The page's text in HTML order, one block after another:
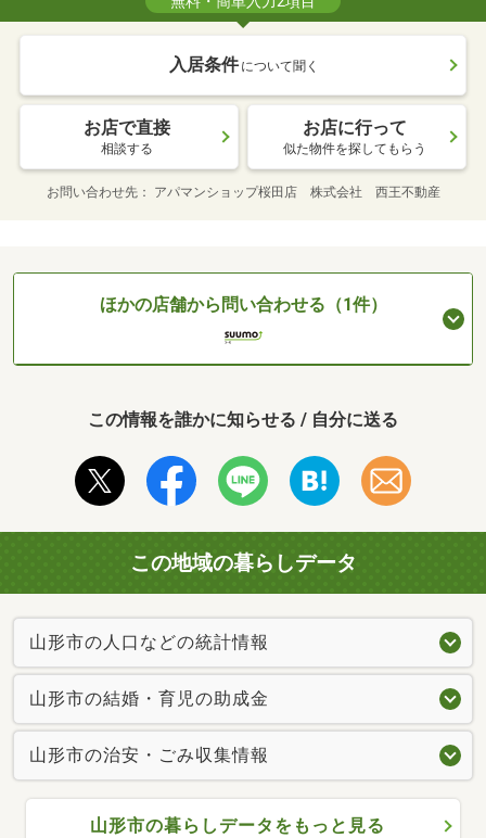
入居条件 について聞く
お店で直接
相談する
お店に行って
似た物件を探してもらう
お問い合わせ先 アパマンショップ桜田店 株式会社 西王不動産
ほかの店舗から問い合わせる（1件）
この情報を誰かに知らせる / 自分に送る
この地域の暮らしデータ
山形市の人口などの統計情報
山形市の結婚・育児の助成金
山形市の治安・ごみ収集情報
山形市の暮らしデータをもっと見る